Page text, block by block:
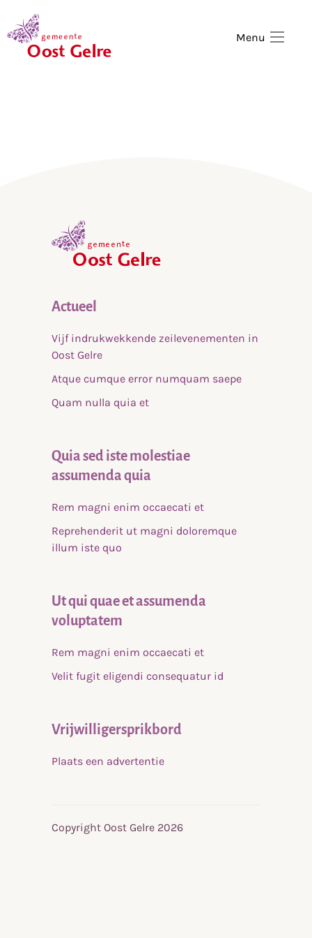
Menu
Actueel
Vijf indrukwekkende zeilevenementen in
Oost Gelre
Atque cumque error numquam saepe
Quam nulla quia et
Quia sed iste molestiae
assumenda quia
Rem magni enim occaecati et
Reprehenderit ut magni doloremque
illum iste quo
Ut qui quae et assumenda
voluptatem
Rem magni enim occaecati et
Velit fugit eligendi consequatur id
Vrijwilligersprikbord
Plaats een advertentie
Copyright Oost Gelre 2026